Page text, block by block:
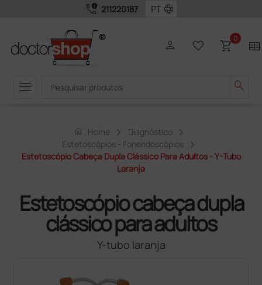
call_quality 211220187 language
menu search
person favorite_border shopping_cart0 two_pager
home Home
Diagnóstico
Estetoscópios - Fonendoscópios
Estetoscópio Cabeça Dupla Clássico Para Adultos - Y-Tubo
Laranja
Estetoscópio cabeça dupla
clássico para adultos
Y-tubo laranja